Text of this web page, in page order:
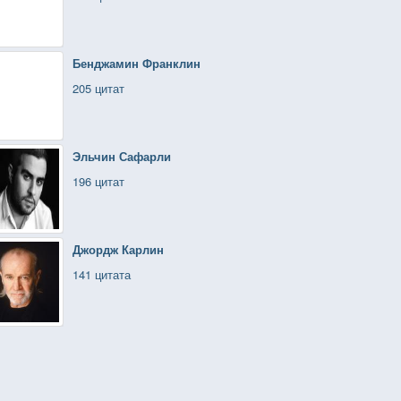
Бенджамин Франклин
205 цитат
Эльчин Сафарли
196 цитат
Джордж Карлин
141 цитата